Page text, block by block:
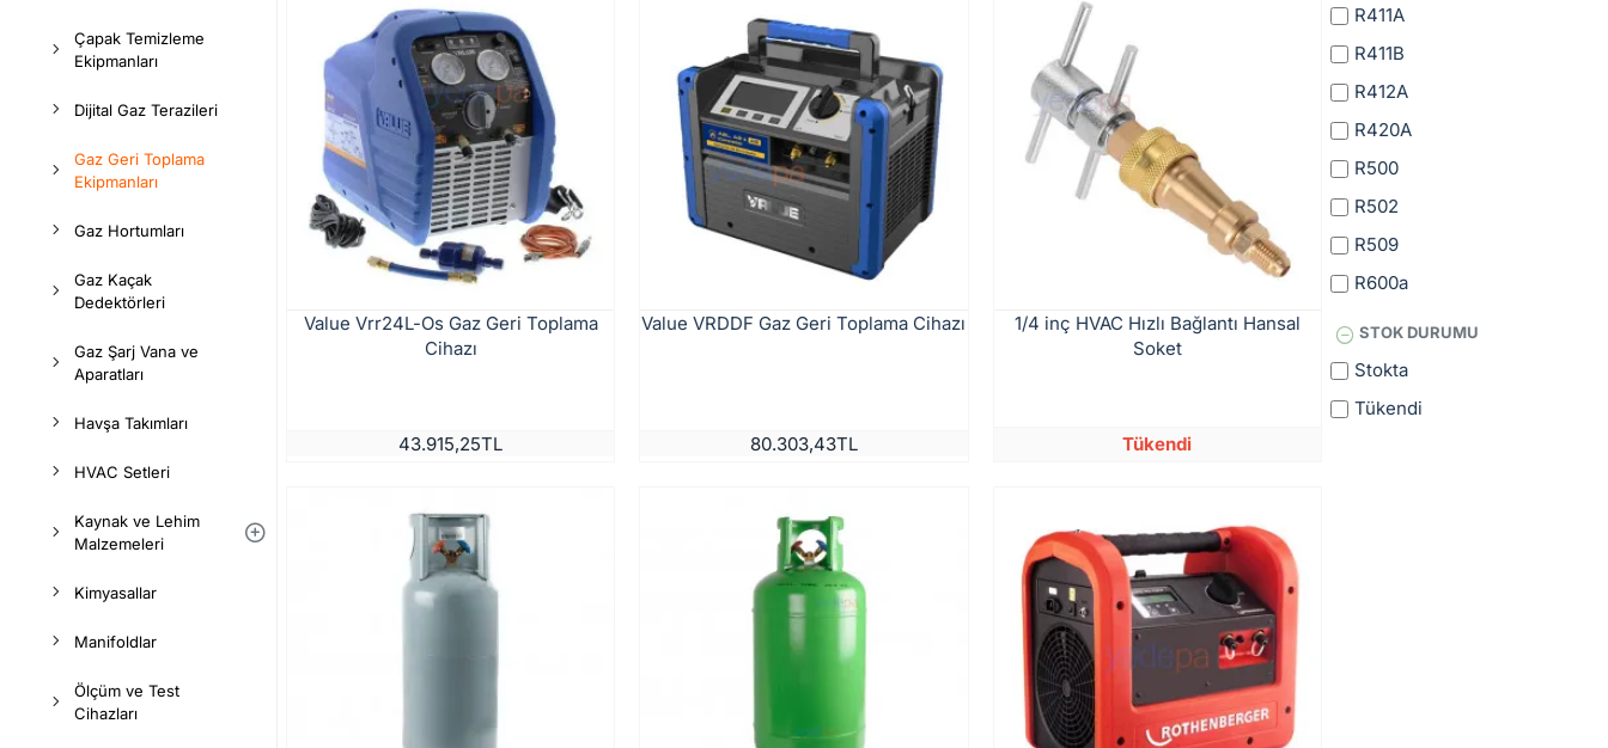
Çapak Temizleme
Ekipmanları
Dijital Gaz Terazileri
Gaz Geri Toplama
Ekipmanları
Gaz Hortumları
Gaz Kaçak
Dedektörleri
Gaz Şarj Vana ve
Aparatları
Havşa Takımları
HVAC Setleri
Kaynak ve Lehim
Malzemeleri
Kimyasallar
Manifoldlar
Ölçüm ve Test
Cihazları
Value Vrr24L-Os Gaz Geri Toplama
Cihazı
43.915,25TL
Value VRDDF Gaz Geri Toplama Cihazı
80.303,43TL
1/4 inç HVAC Hızlı Bağlantı Hansal
Soket
Tükendi
R411A
R411B
R412A
R420A
R500
R502
R509
R600a
STOK DURUMU
Stokta
Tükendi